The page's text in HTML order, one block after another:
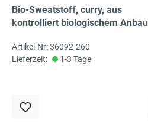
Bio-Sweatstoff, curry, aus
kontrolliert biologischem Anbau
160cm breit
Artikel-Nr: 36092-260
Lieferzeit:
1-3 Tage